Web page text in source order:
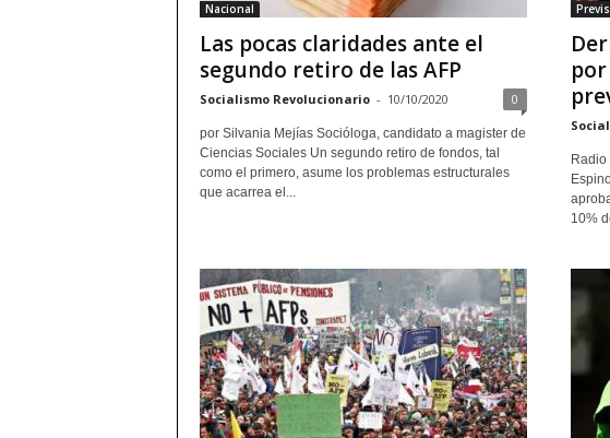
Nacional
Las pocas claridades ante el
segundo retiro de las AFP
Socialismo Revolucionario - 10/10/2020 0
por Silvania Mejías Socióloga, candidato a magister de
Ciencias Sociales Un segundo retiro de fondos, tal
como el primero, asume los problemas estructurales
que acarrea el...
10%